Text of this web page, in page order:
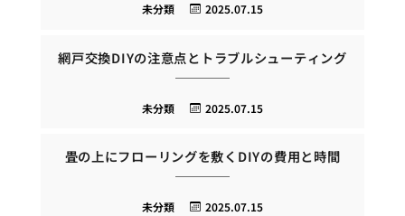
2025.07.15
未分類
網戸交換DIYの注意点とトラブルシューティング
2025.07.15
未分類
畳の上にフローリングを敷くDIYの費用と時間
2025.07.15
未分類